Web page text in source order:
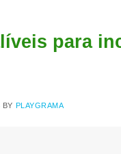
para
BY PLAYGRAMA